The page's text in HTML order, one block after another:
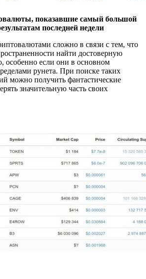
показавшие самый большой
последней недели
сложно в связи с тем, что
найти достоверную
если они в основном
рунета. При поиске таких
можно получить фантастические
значительную часть своих